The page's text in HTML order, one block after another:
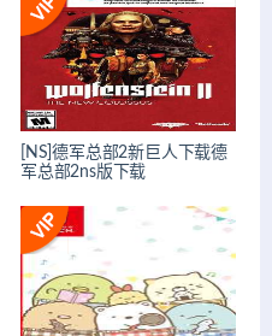
[NS]德军总部2新巨人下载德
军总部2ns版下载